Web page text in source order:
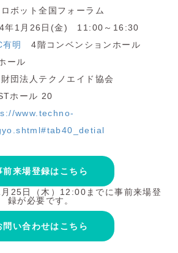
ト全国フォーラム
26日(金) 11:00～16:30
明
4階コンベンションホール
ール
人テクノエイド協会
ホール 20
www.techno-
前来場登録はこちら
25日（木）12:00までに事前来場登
録が必要です。
問い合わせはこちら